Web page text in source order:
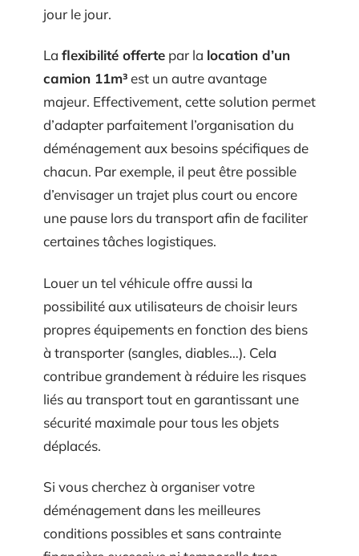
jour le jour.
La flexibilité offerte par la location d’un
camion 11m³est un autre avantage
majeur. Effectivement, cette solution permet
d’adapter parfaitement l’organisation du
déménagement aux besoins spécifiques de
chacun. Par exemple, il peut être possible
d’envisager un trajet plus court ou encore
une pause lors du transport afin de faciliter
certaines tâches logistiques.
Louer un tel véhicule offre aussi la
possibilité aux utilisateurs de choisir leurs
propres équipements en fonction des biens
à transporter (sangles, diables…). Cela
contribue grandement à réduire les risques
liés au transport tout en garantissant une
sécurité maximale pour tous les objets
déplacés.
Si vous cherchez à organiser votre
déménagement dans les meilleures
conditions possibles et sans contrainte